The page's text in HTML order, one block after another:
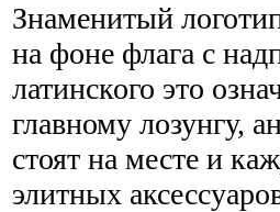
Знаменитый
на фоне флага с
латинского это
главному лозунгу,
стоят на месте и
элитных